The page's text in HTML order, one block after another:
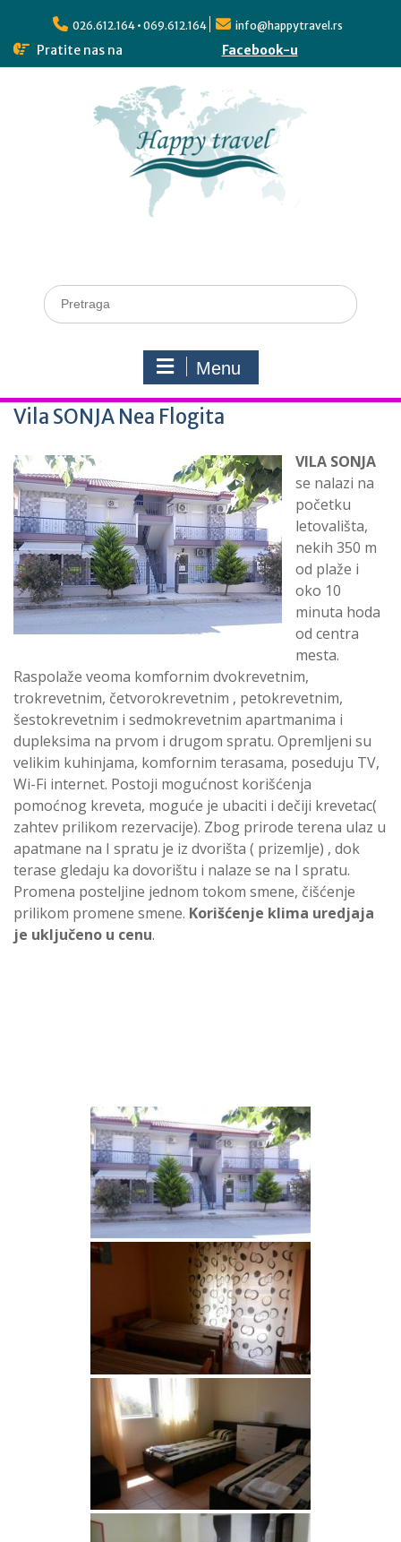
026.612.164 • 069.612.164 info@happytravel.rs
Pratite nas na Facebook-u
Menu
Vila SONJA Nea Flogita
VILA SONJA
se nalazi na
početku
letovališta,
nekih 350 m
od plaže i
oko 10
minuta hoda
od centra
mesta.
Raspolaže veoma komfornim dvokrevetnim,
trokrevetnim, četvorokrevetnim , petokrevetnim,
šestokrevetnim i sedmokrevetnim apartmanima i
dupleksima na prvom i drugom spratu. Opremljeni su
velikim kuhinjama, komfornim terasama, poseduju TV,
Wi-Fi internet. Postoji mogućnost korišćenja
pomoćnog kreveta, moguće je ubaciti i dečiji krevetac(
zahtev prilikom rezervacije). Zbog prirode terena ulaz u
apatmane na I spratu je iz dvorišta ( prizemlje) , dok
terase gledaju ka dovorištu i nalaze se na I spratu.
Promena posteljine jednom tokom smene, čišćenje
prilikom promene smene. Korišćenje klima uredjaja
je uključeno u cenu.